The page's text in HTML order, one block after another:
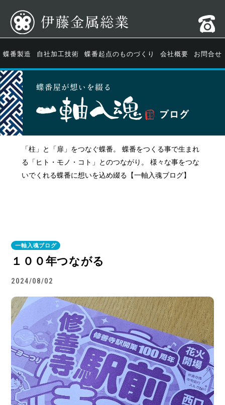
蝶番製造 自社加工技術 蝶番起点のものづくり 会社概要 お問合せ
「柱」と「扉」をつなぐ蝶番。 蝶番をつくる事で生まれ
る「ヒト・モノ・コト」とのつながり。 様々な事をつな
いでくれる蝶番に想いを込め綴る【一軸入魂ブログ】
一軸入魂ブログ
１００年つながる
2024/08/02